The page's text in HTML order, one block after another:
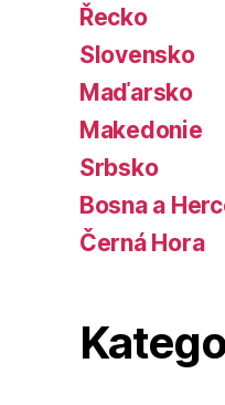
Řecko
Slovensko
Maďarsko
Makedonie
Srbsko
Bosna a
Černá Hora